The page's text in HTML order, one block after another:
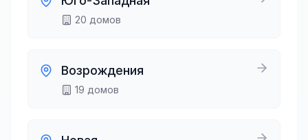
20 домов
Возрождения
19 домов